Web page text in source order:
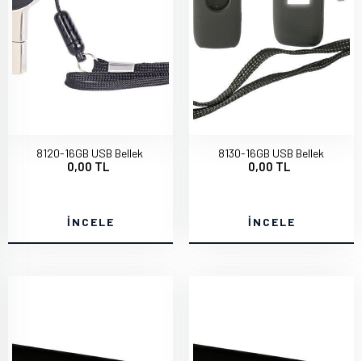
8120-16GB USB Bellek
0,00 TL
İNCELE
8130-16GB USB Bellek
0,00 TL
İNCELE